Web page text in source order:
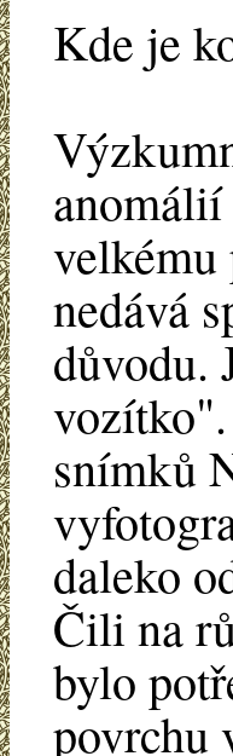
Kde je
velkému
nedává
důvodu.
snímků
daleko
Čili na
bylo
povrchu